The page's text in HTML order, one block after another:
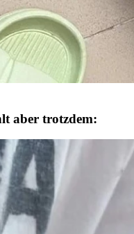
aber trotzdem: